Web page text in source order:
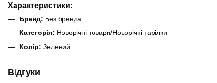
Характеристики:
Бренд: Без бренда
Категорія: Новорічні товари/Новорічні тарілки
Колір: Зелений
Відгуки